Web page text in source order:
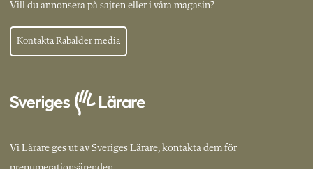
Vill du annonsera på sajten eller i våra magasin?
Kontakta Rabalder media
Vi Lärare ges ut av Sveriges Lärare, kontakta dem för